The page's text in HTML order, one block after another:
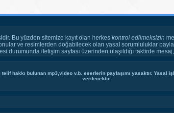
Bu yüzden sitemize kayıt olan herkes kontrol edilmeksizin
ve resimlerden doğabilecek olan yasal sorumluluklar
durumunda iletişim sayfası üzerinden ulaşıldığı taktirde
hakkı bulunan mp3,video v.b. eserlerin paylaşımı yasaktır.
verilecektir.